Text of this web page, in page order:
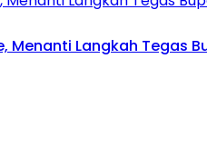
Menanti Langkah Tegas